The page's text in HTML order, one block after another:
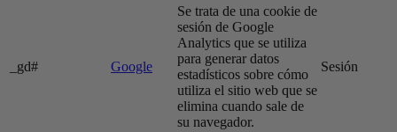
_gd# Google
Se trata de una cookie de
sesión de Google
Analytics que se utiliza
para generar datos
estadísticos sobre cómo
utiliza el sitio web que se
elimina cuando sale de
su navegador.
Sesión